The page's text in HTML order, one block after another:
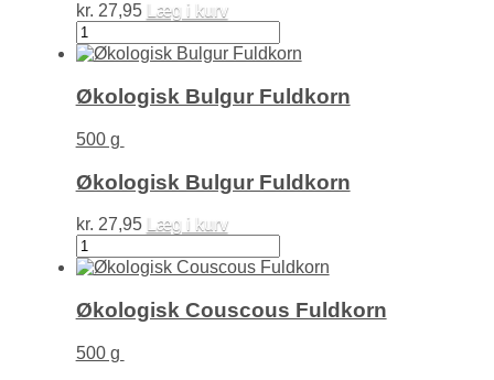
kr. 27,95
Læg i kurv
Økologisk
Perlecouscous
Økologisk Bulgur Fuldkorn
500 g
Økologisk Bulgur Fuldkorn
kr. 27,95
Læg i kurv
Økologisk
Bulgur
Fuldkorn
antal
Økologisk Couscous Fuldkorn
500 g